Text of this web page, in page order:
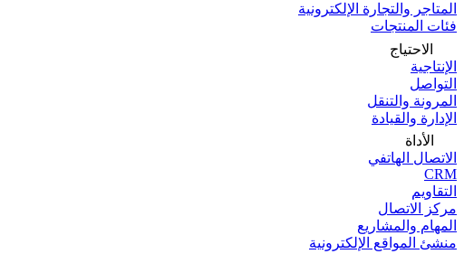
المتاجر والتجارة الإلكترونية
فئات المنتجات
الاحتياج
الإنتاجية
التواصل
المرونة والتنقل
الإدارة والقيادة
الأداة
الاتصال الهاتفي
CRM
التقاويم
مركز الاتصال
المهام والمشاريع
منشئ المواقع الإلكترونية